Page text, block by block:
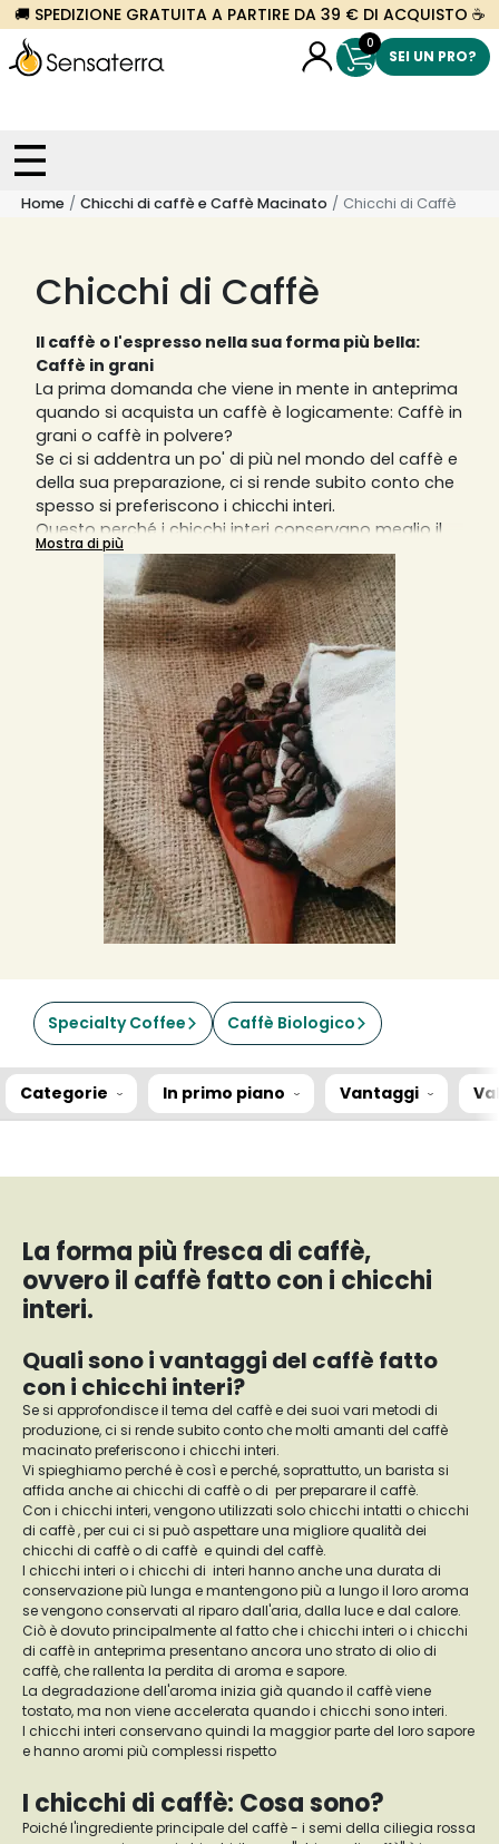
🚚 SPEDIZIONE GRATUITA A PARTIRE DA 39 € DI ACQUISTO ☕
0
SEI UN PRO?
Home Chicchi di caffè e Caffè Macinato Chicchi di Caffè
Chicchi di Caffè
Il caffè o l'espresso nella sua forma più bella:
Caffè in grani
La prima domanda che viene in mente in anteprima
quando si acquista un caffè è logicamente: Caffè in
grani o caffè in polvere?
Se ci si addentra un po' di più nel mondo del caffè e
della sua preparazione, ci si rende subito conto che
spesso si preferiscono i chicchi interi.
Questo perché i chicchi interi conservano meglio il
sapore e l'aroma rispetto ai chicchi già macinati.
Pertanto, i chicchi di caffè sono un must per ogni
Anche se la perdita generale di aroma e sapore
inizia quando i chicchi di caffè vengono tostati, non
accelera con i chicchi interi. Con il caffè in polvere,
invece, si verifica.
Inoltre, i grani interi sono spesso di qualità migliore,
poiché possono essere utilizzati solo quelli integri.
Se si macinano i chicchi direttamente in anteprima
dell'erogazione del caffè, in una macchina
completamente automatica, a mano o con un
macinino elettrico, si otterrà il miglior caffè possibile.
Leggete qui tutte le informazioni importanti da
tenere in considerazione per l'acquisto di caffè
intero e di caffè in grani e sfogliate la nostra vasta
gamma di caffè di diverse piccole torrefazioni
artigianali. E aggiungi al tuo carrello e alla tua
un prezzo di mercato invidiabile, iva inclusa.
Mostra di più
Specialty Coffee Caffè Biologico
Categorie In primo piano Vantaggi
La forma più fresca di caffè,
ovvero il caffè fatto con i chicchi
interi.
Quali sono i vantaggi del caffè fatto
con i chicchi interi?
Se si approfondisce il tema del caffè e dei suoi vari metodi di
produzione, ci si rende subito conto che molti amanti del caffè
macinato preferiscono i chicchi interi.
Vi spieghiamo perché è così e perché, soprattutto, un barista si
affida anche ai chicchi di caffè o di per preparare il caffè.
Con i chicchi interi, vengono utilizzati solo chicchi intatti o chicchi
di caffè , per cui ci si può aspettare una migliore qualità dei
chicchi di caffè o di caffè e quindi del caffè.
I chicchi interi o i chicchi di interi hanno anche una durata di
conservazione più lunga e mantengono più a lungo il loro aroma
se vengono conservati al riparo dall'aria, dalla luce e dal calore.
Ciò è dovuto principalmente al fatto che i chicchi interi o i chicchi
di caffè in anteprima presentano ancora uno strato di olio di
caffè, che rallenta la perdita di aroma e sapore.
La degradazione dell'aroma inizia già quando il caffè viene
tostato, ma non viene accelerata quando i chicchi sono interi.
I chicchi interi conservano quindi la maggior parte del loro sapore
e hanno aromi più complessi rispetto
I chicchi di caffè: Cosa sono?
Poiché l'ingrediente principale del caffè - i semi della ciliegia rossa